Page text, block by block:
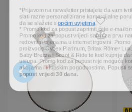
slati razne personalizirane komercijalne
da se slažete sopćim uvjetima.
* Promo kod za popust zaprimit ćete e-
Promo kod za popust vrijedi samo za prvu
redovnim cijenama u internet trgovini. Promo
proizvode Cybex Platinum, Britax Römer
Baby Brezza i Scoot & Ride te kod kupnje
usluga. Promo kod za popust nije moguće
akcijama i klupskim pogodnostima. Popusti
popust vrijedi 30 dana.